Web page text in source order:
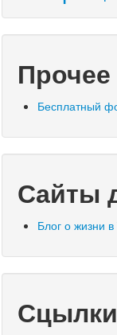
Прочее
Бесплатный
Сайты
Блог о жизни
Сцылки